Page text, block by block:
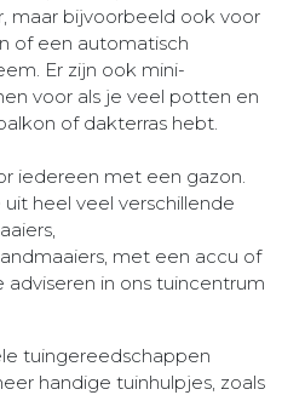
maar bijvoorbeeld ook voor
of een automatisch
Er zijn ook mini-
voor als je veel potten en
of dakterras hebt.
iedereen met een gazon.
heel veel verschillende
met een accu of
adviseren in ons tuincentrum
tuingereedschappen
handige tuinhulpjes, zoals